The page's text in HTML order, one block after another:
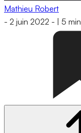
Mathieu Robert
- 2 juin 2022 - 5 min